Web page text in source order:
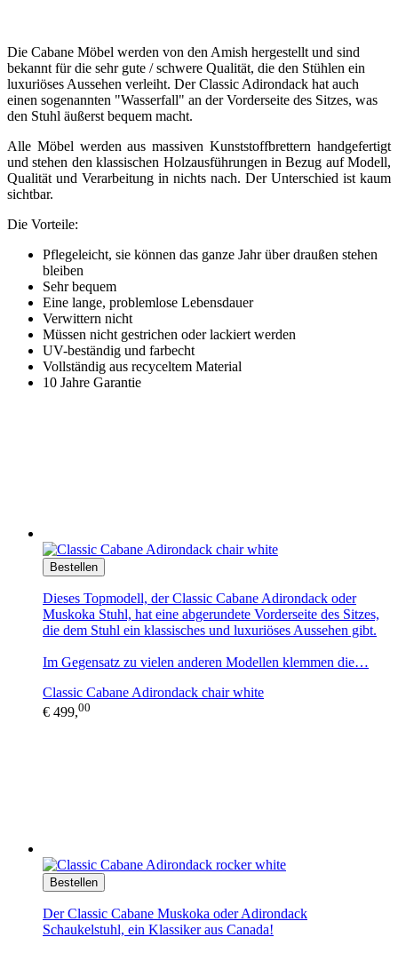
Die Cabane Möbel werden von den Amish hergestellt und sind
bekannt für die sehr gute / schwere Qualität, die den Stühlen ein
luxuriöses Aussehen verleiht. Der Classic Adirondack hat auch
einen sogenannten "Wasserfall" an der Vorderseite des Sitzes, was
den Stuhl äußerst bequem macht.
Alle Möbel werden aus massiven Kunststoffbrettern handgefertigt
und stehen den klassischen Holzausführungen in Bezug auf Modell,
Qualität und Verarbeitung in nichts nach. Der Unterschied ist kaum
sichtbar.
Die Vorteile:
Pflegeleicht, sie können das ganze Jahr über draußen stehen
bleiben
Sehr bequem
Eine lange, problemlose Lebensdauer
Verwittern nicht
Müssen nicht gestrichen oder lackiert werden
UV-beständig und farbecht
Vollständig aus recyceltem Material
10 Jahre Garantie
Bestellen
Dieses Topmodell, der Classic Cabane Adirondack oder
Muskoka Stuhl, hat eine abgerundete Vorderseite des Sitzes,
die dem Stuhl ein klassisches und luxuriöses Aussehen gibt.
Im Gegensatz zu vielen anderen Modellen klemmen die…
Classic Cabane Adirondack chair white
€ 499,00
Bestellen
Der Classic Cabane Muskoka oder Adirondack
Schaukelstuhl, ein Klassiker aus Canada!